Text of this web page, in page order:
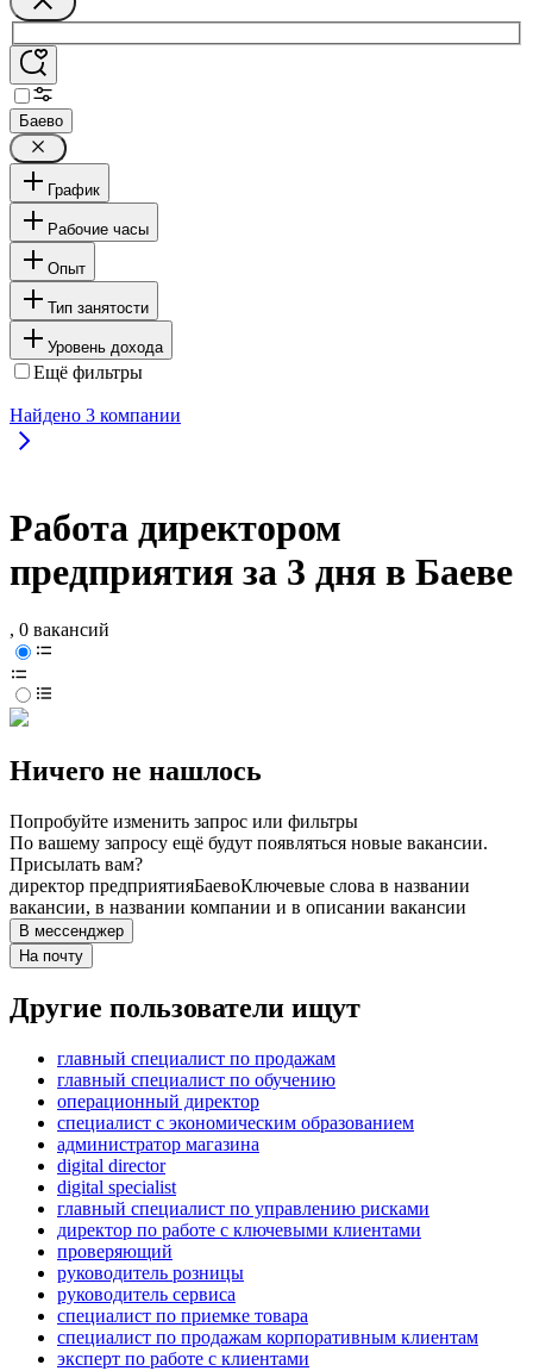
Баево
График
Рабочие часы
Опыт
Тип занятости
Уровень дохода
Ещё фильтры
Найдено 3 компании
Работа директором
предприятия за 3 дня в Баеве
, 0 вакансий
Ничего не нашлось
Попробуйте изменить запрос или фильтры
По вашему запросу ещё будут появляться новые вакансии.
Присылать вам?
директор предприятияБаевоКлючевые слова в названии
вакансии, в названии компании и в описании вакансии
В мессенджер
На почту
Другие пользователи ищут
главный специалист по продажам
главный специалист по обучению
операционный директор
специалист с экономическим образованием
администратор магазина
digital director
digital specialist
главный специалист по управлению рисками
директор по работе с ключевыми клиентами
проверяющий
руководитель розницы
руководитель сервиса
специалист по приемке товара
специалист по продажам корпоративным клиентам
эксперт по работе с клиентами